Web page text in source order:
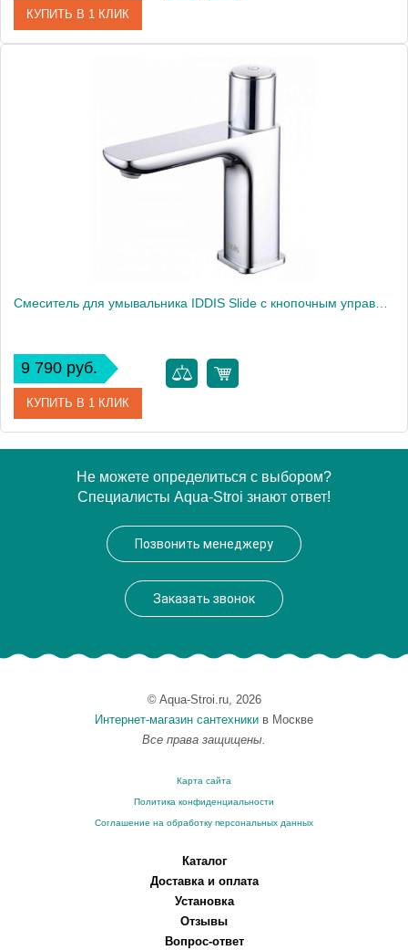
КУПИТЬ В 1 КЛИК
9 790 руб.
КУПИТЬ В 1 КЛИК
Производитель
Не можете определиться с выбором?
Специалисты Aqua-Stroi знают ответ!
Позвонить менеджеру
Заказать звонок
© Aqua-Stroi.ru, 2026
Интернет-магазин сантехники в Москве
Все права защищены.
Карта сайта
Политика конфиденциальности
Соглашение на обработку персональных данных
Каталог
Доставка и оплата
Установка
Отзывы
Вопрос-ответ